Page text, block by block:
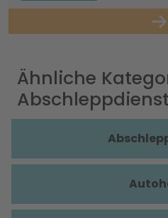
Ähnliche
Abschleppdienst